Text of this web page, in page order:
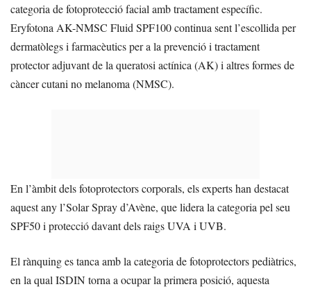
categoria de fotoprotecció facial amb tractament específic.
Eryfotona AK-NMSC Fluid SPF100 continua sent l’escollida per
dermatòlegs i farmacèutics per a la prevenció i tractament
protector adjuvant de la queratosi actínica (AK) i altres formes de
càncer cutani no melanoma (NMSC).
En l’àmbit dels fotoprotectors corporals, els experts han destacat
aquest any l’Solar Spray d’Avène, que lidera la categoria pel seu
SPF50 i protecció davant dels raigs UVA i UVB.
El rànquing es tanca amb la categoria de fotoprotectors pediàtrics,
en la qual ISDIN torna a ocupar la primera posició, aquesta